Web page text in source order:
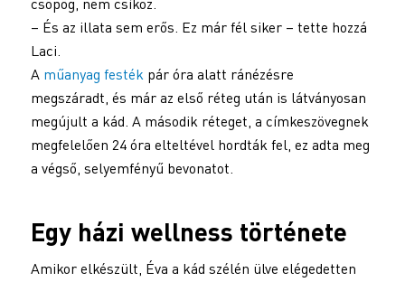
– És az illata sem erős. Ez már fél siker – tette hozzá
Laci.
A műanyag festék pár óra alatt ránézésre
megszáradt, és már az első réteg után is látványosan
megújult a kád. A második réteget, a címkeszövegnek
megfelelően 24 óra elteltével hordták fel, ez adta meg
a végső, selyemfényű bevonatot.
Egy házi wellness története
Amikor elkészült, Éva a kád szélén ülve elégedetten